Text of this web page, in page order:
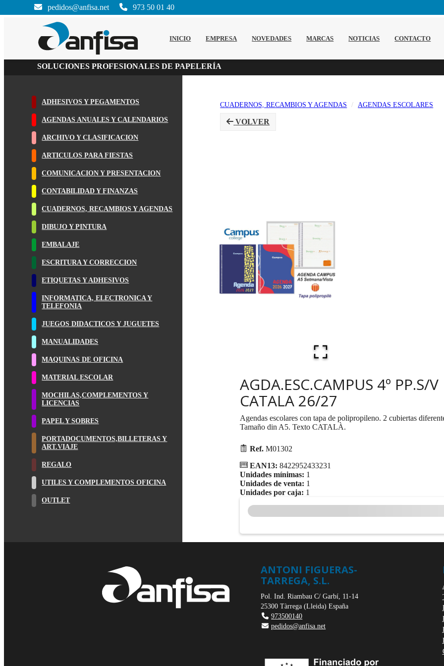
INICIO EMPRESA NOVEDADES MARCAS NOTICIAS CONTACTO
SOLUCIONES PROFESIONALES DE PAPELERÍA
pedidos@anfisa.net 973 50 01 40
ADHESIVOS Y PEGAMENTOS
AGENDAS ANUALES Y CALENDARIOS
ARCHIVO Y CLASIFICACION
ARTICULOS PARA FIESTAS
COMUNICACION Y PRESENTACION
CONTABILIDAD Y FINANZAS
CUADERNOS, RECAMBIOS Y AGENDAS
DIBUJO Y PINTURA
EMBALAJE
ESCRITURA Y CORRECCION
ETIQUETAS Y ADHESIVOS
INFORMATICA, ELECTRONICA Y
TELEFONIA
JUEGOS DIDACTICOS Y JUGUETES
MANUALIDADES
MAQUINAS DE OFICINA
MATERIAL ESCOLAR
MOCHILAS,COMPLEMENTOS Y
LICENCIAS
PAPEL Y SOBRES
PORTADOCUMENTOS,BILLETERAS Y
ART.VIAJE
REGALO
UTILES Y COMPLEMENTOS OFICINA
OUTLET
CUADERNOS, RECAMBIOS Y AGENDAS AGENDAS ESCOLARES
VOLVER
AGDA.ESC.CAMPUS 4º PP.S/V
CATALA 26/27
Agendas escolares con tapa de polipropileno. 2 cubiertas
Tamaño din A5. Texto CATALÀ.
Ref. M01302
EAN13: 8422952433231
Unidades mínimas: 1
Unidades de venta: 1
Unidades por caja: 1
ANTONI FIGUERAS-
TARREGA, S.L.
Pol. Ind. Riambau C/ Garbí, 11-14
25300 Tàrrega(Lleida) España
973500140
pedidos@anfisa.net